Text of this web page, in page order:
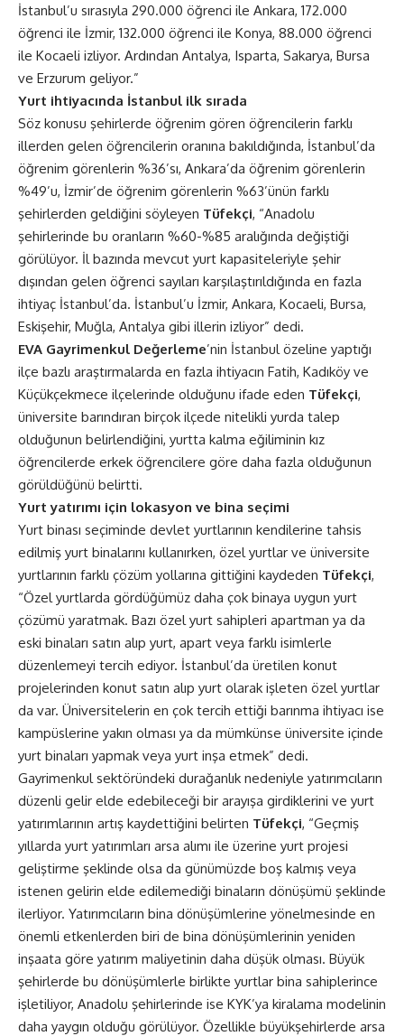
İstanbul’u sırasıyla 290.000 öğrenci ile Ankara, 172.000
öğrenci ile İzmir, 132.000 öğrenci ile Konya, 88.000 öğrenci
ile Kocaeli izliyor. Ardından Antalya, Isparta, Sakarya, Bursa
ve Erzurum geliyor.”
Yurt ihtiyacında İstanbul ilk sırada
Söz konusu şehirlerde öğrenim gören öğrencilerin farklı
illerden gelen öğrencilerin oranına bakıldığında, İstanbul’da
öğrenim görenlerin %36’sı, Ankara’da öğrenim görenlerin
%49’u, İzmir’de öğrenim görenlerin %63’ünün farklı
şehirlerden geldiğini söyleyen Tüfekçi, “Anadolu
şehirlerinde bu oranların %60-%85 aralığında değiştiği
görülüyor. İl bazında mevcut yurt kapasiteleriyle şehir
dışından gelen öğrenci sayıları karşılaştırıldığında en fazla
ihtiyaç İstanbul’da. İstanbul’u İzmir, Ankara, Kocaeli, Bursa,
Eskişehir, Muğla, Antalya gibi illerin izliyor” dedi.
EVA Gayrimenkul Değerleme’nin İstanbul özeline yaptığı
ilçe bazlı araştırmalarda en fazla ihtiyacın Fatih, Kadıköy ve
Küçükçekmece ilçelerinde olduğunu ifade eden Tüfekçi,
üniversite barındıran birçok ilçede nitelikli yurda talep
olduğunun belirlendiğini, yurtta kalma eğiliminin kız
öğrencilerde erkek öğrencilere göre daha fazla olduğunun
görüldüğünü belirtti.
Yurt yatırımı için lokasyon ve bina seçimi
Yurt binası seçiminde devlet yurtlarının kendilerine tahsis
edilmiş yurt binalarını kullanırken, özel yurtlar ve üniversite
yurtlarının farklı çözüm yollarına gittiğini kaydeden Tüfekçi,
“Özel yurtlarda gördüğümüz daha çok binaya uygun yurt
çözümü yaratmak. Bazı özel yurt sahipleri apartman ya da
eski binaları satın alıp yurt, apart veya farklı isimlerle
düzenlemeyi tercih ediyor. İstanbul’da üretilen konut
projelerinden konut satın alıp yurt olarak işleten özel yurtlar
da var. Üniversitelerin en çok tercih ettiği barınma ihtiyacı ise
kampüslerine yakın olması ya da mümkünse üniversite içinde
yurt binaları yapmak veya yurt inşa etmek” dedi.
Gayrimenkul sektöründeki durağanlık nedeniyle yatırımcıların
düzenli gelir elde edebileceği bir arayışa girdiklerini ve yurt
yatırımlarının artış kaydettiğini belirten Tüfekçi, “Geçmiş
yıllarda yurt yatırımları arsa alımı ile üzerine yurt projesi
geliştirme şeklinde olsa da günümüzde boş kalmış veya
istenen gelirin elde edilemediği binaların dönüşümü şeklinde
ilerliyor. Yatırımcıların bina dönüşümlerine yönelmesinde en
önemli etkenlerden biri de bina dönüşümlerinin yeniden
inşaata göre yatırım maliyetinin daha düşük olması. Büyük
şehirlerde bu dönüşümlerle birlikte yurtlar bina sahiplerince
işletiliyor, Anadolu şehirlerinde ise KYK’ya kiralama modelinin
daha yaygın olduğu görülüyor. Özellikle büyükşehirlerde arsa